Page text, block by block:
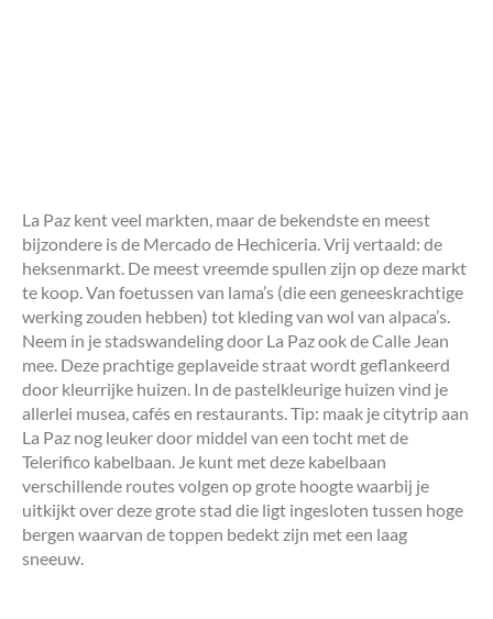
La Paz kent veel markten, maar de bekendste en meest
bijzondere is de Mercado de Hechiceria. Vrij vertaald: de
heksenmarkt. De meest vreemde spullen zijn op deze markt
te koop. Van foetussen van lama’s (die een geneeskrachtige
werking zouden hebben) tot kleding van wol van alpaca’s.
Neem in je stadswandeling door La Paz ook de Calle Jean
mee. Deze prachtige geplaveide straat wordt geflankeerd
door kleurrijke huizen. In de pastelkleurige huizen vind je
allerlei musea, cafés en restaurants. Tip: maak je citytrip aan
La Paz nog leuker door middel van een tocht met de
Telerifico kabelbaan. Je kunt met deze kabelbaan
verschillende routes volgen op grote hoogte waarbij je
uitkijkt over deze grote stad die ligt ingesloten tussen hoge
bergen waarvan de toppen bedekt zijn met een laag
sneeuw.